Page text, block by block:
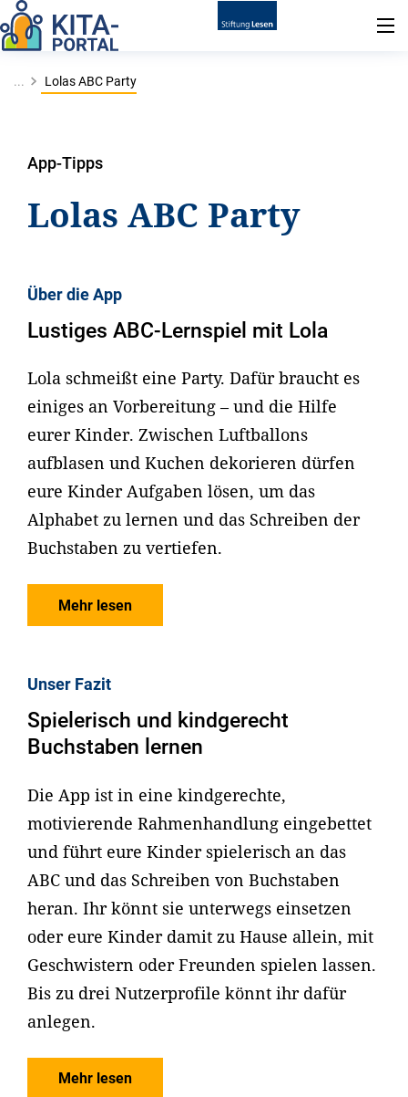
... Lolas ABC Party
App-Tipps
Lolas ABC Party
Über die App
Lustiges ABC-Lernspiel mit Lola
Lola schmeißt eine Party. Dafür braucht es
einiges an Vorbereitung – und die Hilfe
eurer Kinder. Zwischen Luftballons
aufblasen und Kuchen dekorieren dürfen
eure Kinder Aufgaben lösen, um das
Alphabet zu lernen und das Schreiben der
Buchstaben zu vertiefen.
Mehr lesen
Unser Fazit
Spielerisch und kindgerecht
Buchstaben lernen
Die App ist in eine kindgerechte,
motivierende Rahmenhandlung eingebettet
und führt eure Kinder spielerisch an das
ABC und das Schreiben von Buchstaben
heran. Ihr könnt sie unterwegs einsetzen
oder eure Kinder damit zu Hause allein, mit
Geschwistern oder Freunden spielen lassen.
Bis zu drei Nutzerprofile könnt ihr dafür
anlegen.
Mehr lesen